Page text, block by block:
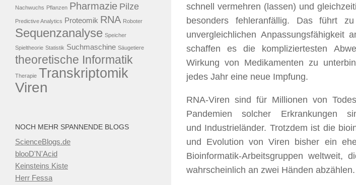
schnell vermehren (lassen) und
besonders fehleranfällig. Das führt
unvergleichlichen Anpassungsfähigkeit
schaffen es die kompliziertesten
Wirkung von Medikamenten zu
jedes Jahr eine neue Impfung.
RNA-Viren sind für Millionen von
Pandemien solcher Erkrankungen
und Industrieländer. Trotzdem ist die
und Evolution von Viren bisher ein
Bioinformatik-Arbeitsgruppen weltweit,
wahrscheinlich an zwei Händen
Nachwuchs Pflanzen Pharmazie Pilze
Predictive Analytics Proteomik RNA Roboter
Sequenzanalyse Speicher
Spieltheorie Statistik Suchmaschine Säugetiere
theoretische Informatik
Therapie Transkriptomik
Viren
NOCH MEHR SPANNENDE BLOGS
ScienceBlogs.de
blooD'N'Acid
Keinsteins Kiste
Herr Fessa